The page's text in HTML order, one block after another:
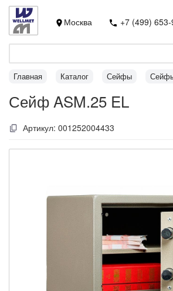
Москва +7 (499)
Главная Каталог Сейфы
Сейф ASM.25 EL
Артикул: 001252004433